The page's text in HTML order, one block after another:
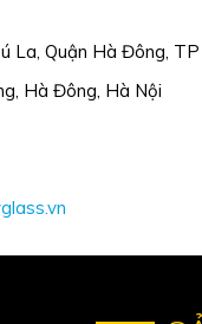
La, Quận Hà Đông,
Hà Đông, Hà Nội